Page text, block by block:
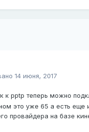
14 июня, 2017
к pptp теперь можно
это уже 65 а есть еще
провайдера на базе